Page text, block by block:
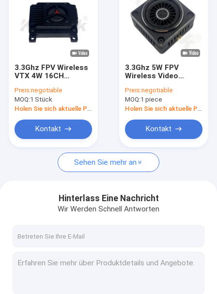
Drohne VTX
FPV-Videoübermittler
FPV Videoempfänger
Analoger Videoübermittler
IP Mesh Radio
COFDM-Videoübermittler
COFDM-Modul
Drahtlose Rf-Antenne
3.3Ghz FPV Wireless
VTX 4W 16CH
FPV-Renndrohnen
Zubehör
Unterstützung IRC
Preis:negotiable
MOQ:1 Stück
Holen Sie sich aktuelle Preis
Kontakt
3.3Ghz 5W FPV
Wireless Video
with IRC Tramp 3.3G
VTX UAV Parts for
Drone Long Range
Preis:negotiable
MOQ:1 piece
Holen Sie sich aktuelle Preis
Kontakt
Sehen Sie mehr an
Hinterlass Eine Nachricht
Wir Werden Schnell Antworten